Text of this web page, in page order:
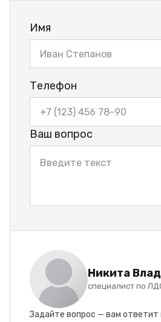
Имя
Телефон
Ваш вопрос
Никита
специалист по
Задайте вопрос — вам ответит